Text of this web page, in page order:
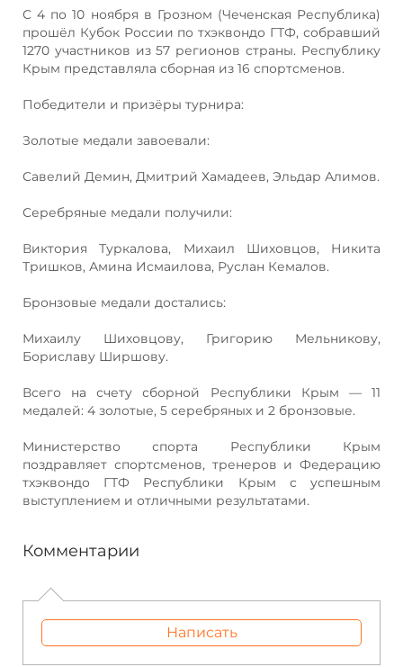
С 4 по 10 ноября в Грозном (Чеченская Республика)
прошёл Кубок России по тхэквондо ГТФ, собравший
1270 участников из 57 регионов страны. Республику
Крым представляла сборная из 16 спортсменов.
Победители и призёры турнира:
Золотые медали завоевали:
Савелий Демин, Дмитрий Хамадеев, Эльдар Алимов.
Серебряные медали получили:
Виктория Туркалова, Михаил Шиховцов, Никита
Тришков, Амина Исмаилова, Руслан Кемалов.
Бронзовые медали достались:
Михаилу Шиховцову, Григорию Мельникову,
Бориславу Ширшову.
Всего на счету сборной Республики Крым — 11
медалей: 4 золотые, 5 серебряных и 2 бронзовые.
Министерство спорта Республики Крым
поздравляет спортсменов, тренеров и Федерацию
тхэквондо ГТФ Республики Крым с успешным
выступлением и отличными результатами.
Комментарии
Написать